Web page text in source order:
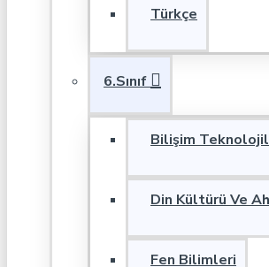
Türkçe
6.Sınıf
Bilişim
Din Kültürü Ve
Fen Bilimleri